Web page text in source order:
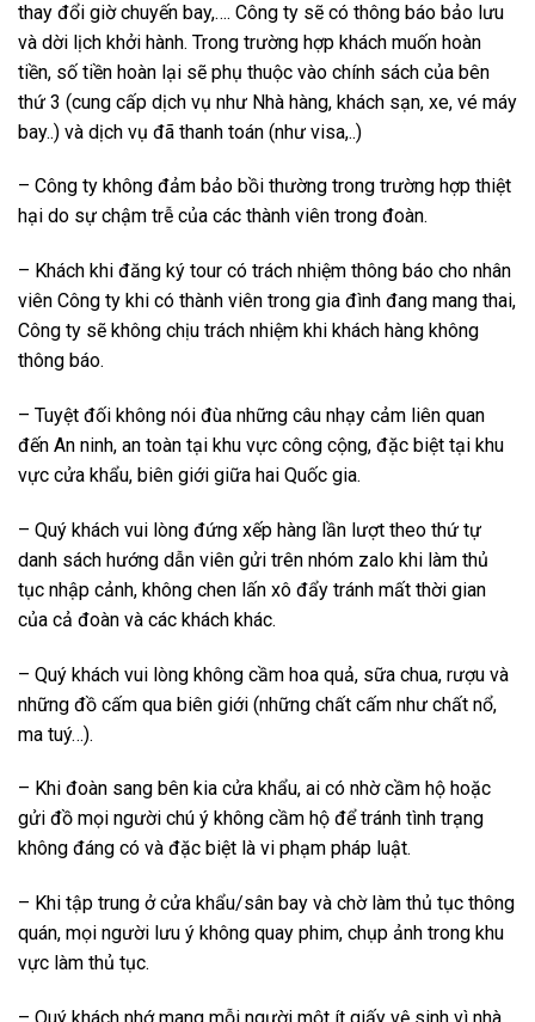
thay đổi giờ chuyến bay,…. Công ty sẽ có thông báo bảo lưu
và dời lịch khởi hành. Trong trường hợp khách muốn hoàn
tiền, số tiền hoàn lại sẽ phụ thuộc vào chính sách của bên
thứ 3 (cung cấp dịch vụ như Nhà hàng, khách sạn, xe, vé máy
bay..) và dịch vụ đã thanh toán (như visa,..)
– Công ty không đảm bảo bồi thường trong trường hợp thiệt
hại do sự chậm trễ của các thành viên trong đoàn.
– Khách khi đăng ký tour có trách nhiệm thông báo cho nhân
viên Công ty khi có thành viên trong gia đình đang mang thai,
Công ty sẽ không chịu trách nhiệm khi khách hàng không
thông báo.
– Tuyệt đối không nói đùa những câu nhạy cảm liên quan
đến An ninh, an toàn tại khu vực công cộng, đặc biệt tại khu
vực cửa khẩu, biên giới giữa hai Quốc gia.
– Quý khách vui lòng đứng xếp hàng lần lượt theo thứ tự
danh sách hướng dẫn viên gửi trên nhóm zalo khi làm thủ
tục nhập cảnh, không chen lấn xô đẩy tránh mất thời gian
của cả đoàn và các khách khác.
– Quý khách vui lòng không cầm hoa quả, sữa chua, rượu và
những đồ cấm qua biên giới (những chất cấm như chất nổ,
ma tuý…).
– Khi đoàn sang bên kia cửa khẩu, ai có nhờ cầm hộ hoặc
gửi đồ mọi người chú ý không cầm hộ để tránh tình trạng
không đáng có và đặc biệt là vi phạm pháp luật.
– Khi tập trung ở cửa khẩu/sân bay và chờ làm thủ tục thông
quán, mọi người lưu ý không quay phim, chụp ảnh trong khu
vực làm thủ tục.